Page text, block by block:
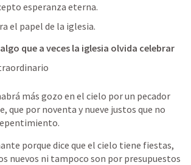
esperanza eterna.
el papel de la iglesia.
que a veces la iglesia olvida celebrar
más gozo en el cielo por un pecador
que por noventa y nueve justos que no
porque dice que el cielo tiene fiestas,
nuevos ni tampoco son por presupuestos